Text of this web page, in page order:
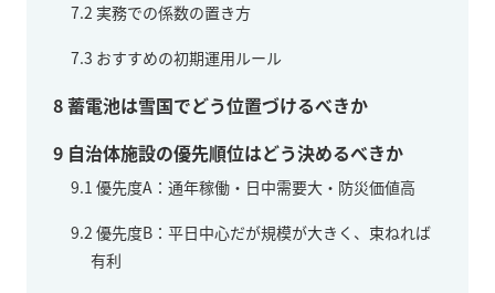
7.2 実務での係数の置き方
7.3 おすすめの初期運用ルール
8蓄電池は雪国でどう位置づけるべきか
9 自治体施設の優先順位はどう決めるべきか
9.1 優先度A：通年稼働・日中需要大・防災価値高
9.2 優先度B：平日中心だが規模が大きく、束ねれば
有利